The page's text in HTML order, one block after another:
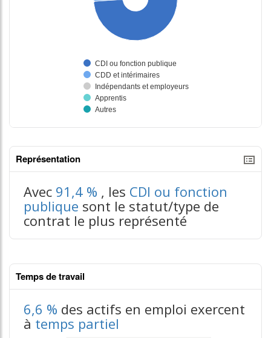
Représentation
Avec 91,4 % , les CDI ou fonction
publique sont le statut/type de
contrat le plus représenté
Temps de travail
6,6 % des actifs en emploi exercent
à temps partiel